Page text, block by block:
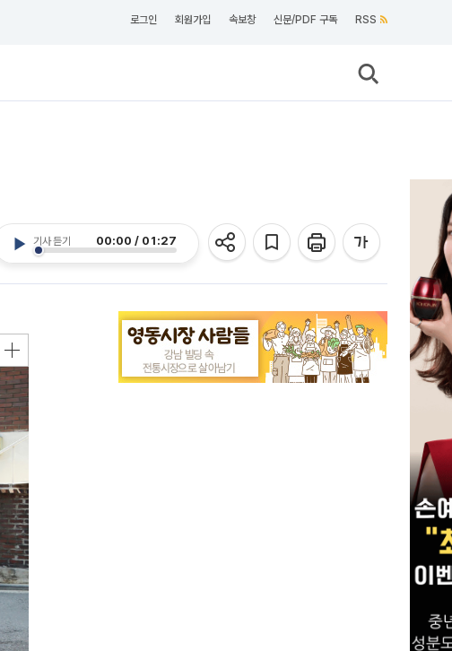
로그인 회원가입 속보창 신문/PDF 구독 RSS
기사 듣기 00:00 / 01:27